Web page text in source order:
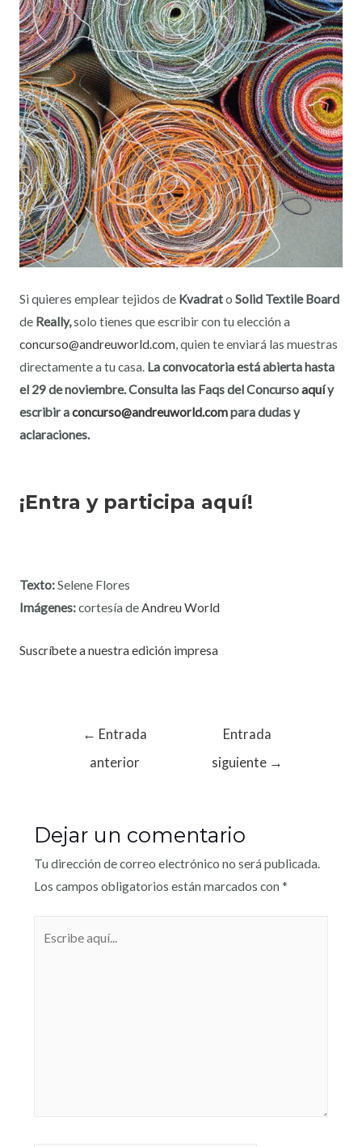
Si quieres emplear tejidos de Kvadrato Solid Textile Board
de Really,solo tienes que escribir con tu elección a
concurso@andreuworld.com, quien te enviará las muestras
directamente a tu casa. La convocatoria está abierta hasta
el 29 de noviembre. Consulta las Faqs del Concursoaquíy
escribir aconcurso@andreuworld.compara dudas y
aclaraciones.
¡Entra y participa aquí!
Texto:Selene Flores
Imágenes:cortesía deAndreu World
Suscríbete a nuestra edición impresa
← Entrada
anterior
Entrada
siguiente →
Dejar un comentario
Tu dirección de correo electrónico no será publicada.
Los campos obligatorios están marcados con *